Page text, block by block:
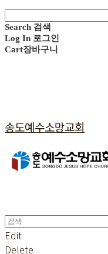
Search 검색
Log In 로그인
Cart장바구니
송도예수소망교회
Edit
Delete